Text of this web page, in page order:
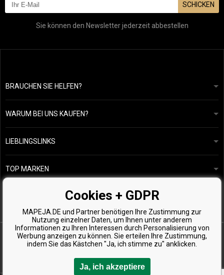
SCHICKEN
Sie können den Newsletter jederzeit abbestellen
BRAUCHEN SIE HELFEN?
info@mapeja.de
Wir werden innerhalb von 24 Stunden antworten.
WARUM BEI UNS KAUFEN?
Allgemeine geschäftsbedingungen
Datenschutzerklärung
Übersicht über Zahlungen und Versand
Rückgabe von Waren
LIEBLINGSLINKS
Unsere Geschichte
Kostenlose Produktproben
TOP MARKEN
Kérastase
Wella Professionals
Zenz Organic
Cookies + GDPR
MAPEJA.DE und Partner benötigen Ihre Zustimmung zur
Nutzung einzelner Daten, um Ihnen unter anderem
Informationen zu Ihren Interessen durch Personalisierung von
Werbung anzeigen zu können. Sie erteilen Ihre Zustimmung,
indem Sie das Kästchen "Ja, ich stimme zu" anklicken.
Ja, ich akzeptiere